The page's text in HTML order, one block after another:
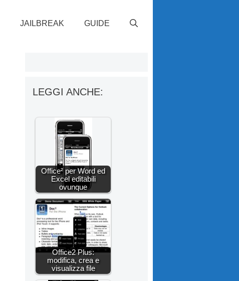
JAILBREAK GUIDE
LEGGI ANCHE:
Office² per Word ed
Excel editabili
ovunque
Office2 Plus:
modifica, crea e
visualizza file